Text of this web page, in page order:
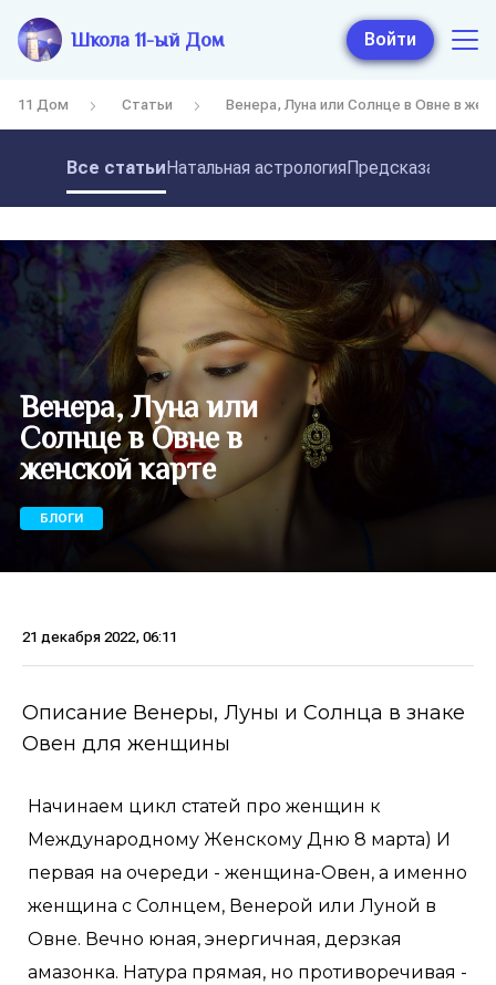
Школа 11-ый Дом Войти
11 Дом Статьи Венера, Луна или Солнце в Овне в
Все статьиНатальная астрология
Венера, Луна или
Солнце в Овне в
женской карте
БЛОГИ
21 декабря 2022, 06:11
Описание Венеры, Луны и Солнца в знаке
Овен для женщины
Начинаем цикл статей про женщин к
Международному Женскому Дню 8 марта) И
первая на очереди - женщина-Овен, а именно
женщина с Солнцем, Венерой или Луной в
Овне. Вечно юная, энергичная, дерзкая
амазонка. Натура прямая, но противоречивая -